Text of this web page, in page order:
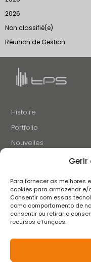
Para fornecer as melhores
cookies para armazenar
Consentir com essas
como comportamento de
consentir ou retirar o
recursos e funções.
2026
Non classifié(e)
Réunion de Gestion
Histoire
Portfolio
Nouvelles
Projets et Initiatives
Contacts
SUIVEZ-NOUS